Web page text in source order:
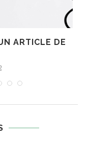
ARTICLE DE